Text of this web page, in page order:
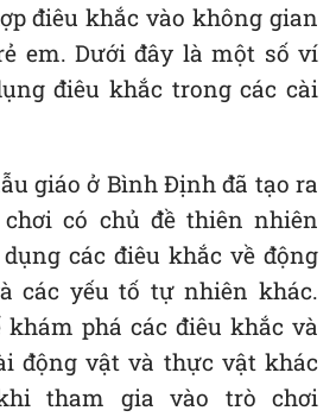
điêu khắc vào không gian
em. Dưới đây là một số ví
điêu khắc trong các cài
giáo ở Bình Định đã tạo ra
có chủ đề thiên nhiên
các điêu khắc về động
các yếu tố tự nhiên khác.
khám phá các điêu khắc và
động vật và thực vật khác
tham gia vào trò chơi